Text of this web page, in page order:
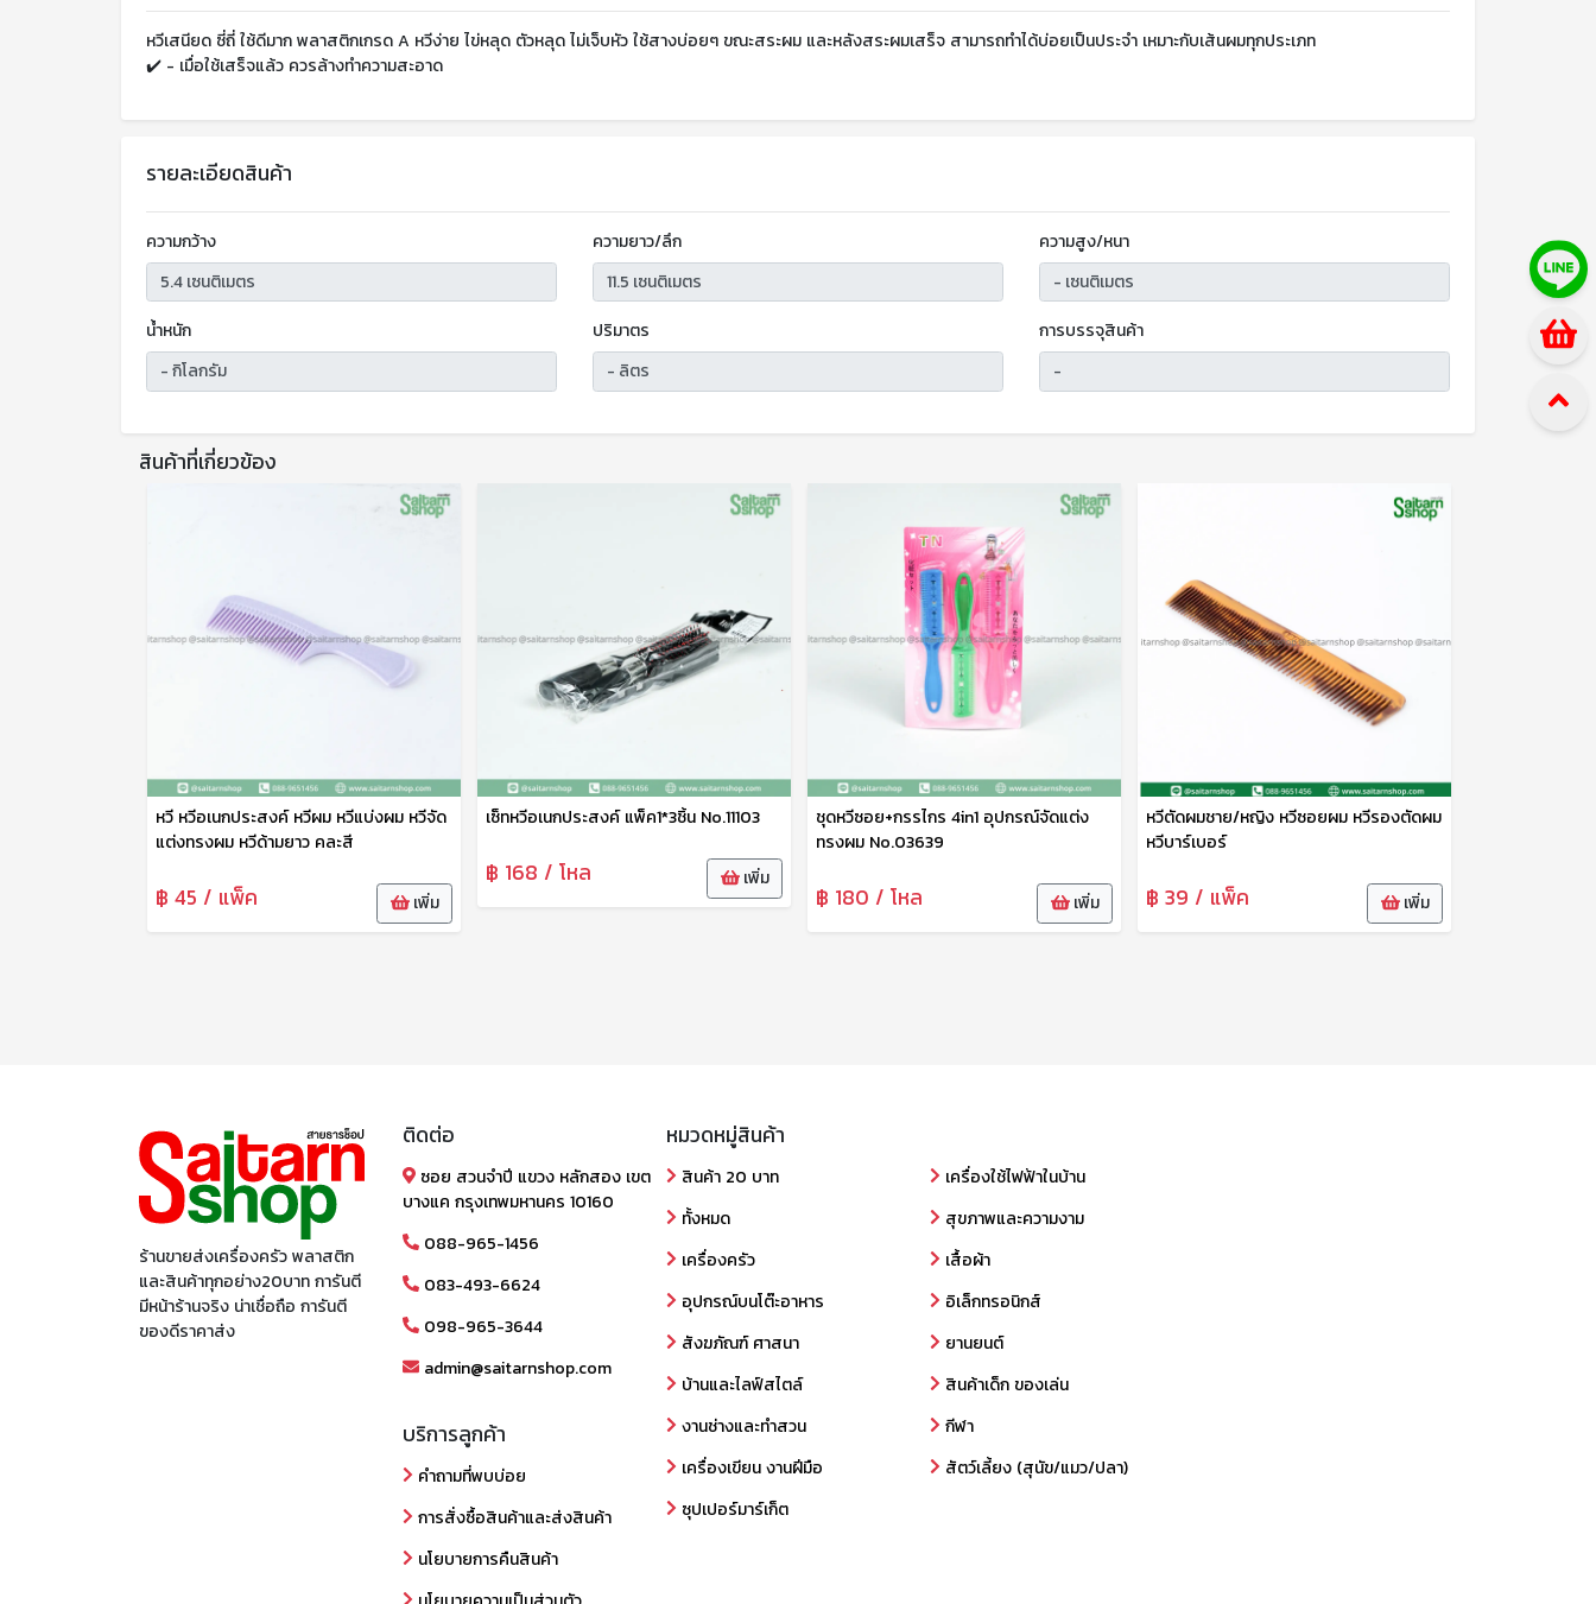
หวีเสนียด ซี่ถี่ ใช้ดีมาก พลาสติกเกรด A หวีง่าย ไข่หลุด ตัวหลุด ไม่เจ็บหัว ใช้สางบ่อยๆ ขณะสระผม และหลังสระผมเสร็จ สามารถทำได้บ่อยเป็นประจำ เหมาะกับเส้นผมทุกประเภท
✔️ - เมื่อใช้เสร็จแล้ว ควรล้างทำความสะอาด
รายละเอียดสินค้า
ความกว้าง ความยาว/ลึก ความสูง/หนา
น้ำหนัก ปริมาตร การบรรจุสินค้า
สินค้าที่เกี่ยวข้อง
หวี หวีอเนกประสงค์ หวีผม หวีแบ่งผม หวีจัด
แต่งทรงผม หวีด้ามยาว คละสี
฿ 45 / แพ็ค เพิ่ม
เซ็ทหวีอเนกประสงค์ แพ็ค1*3ชิ้น No.11103
฿ 168 / โหล เพิ่ม
ชุดหวีซอย+กรรไกร 4in1 อุปกรณ์จัดแต่ง
ทรงผม No.03639
฿ 180 / โหล เพิ่ม
หวีตัดผมชาย/หญิง หวีซอยผม หวีรองตัดผม
หวีบาร์เบอร์
฿ 39 / แพ็ค เพิ่ม
ร้านขายส่งเครื่องครัว พลาสติก
และสินค้าทุกอย่าง20บาท การันตี
มีหน้าร้านจริง น่าเชื่อถือ การันตี
ของดีราคาส่ง
ติดต่อ
ซอย สวนจำปี แขวง หลักสอง เขต
บางแค กรุงเทพมหานคร 10160
088-965-1456
083-493-6624
098-965-3644
admin@saitarnshop.com
บริการลูกค้า
คำถามที่พบบ่อย
การสั่งซื้อสินค้าและส่งสินค้า
นโยบายการคืนสินค้า
หมวดหมู่สินค้า
สินค้า 20 บาท
ทั้งหมด
เครื่องครัว
อุปกรณ์บนโต๊ะอาหาร
สังฆภัณฑ์ ศาสนา
บ้านและไลฟ์สไตล์
งานช่างและทำสวน
เครื่องเขียน งานฝีมือ
ซุปเปอร์มาร์เก็ต
เครื่องใช้ไฟฟ้าในบ้าน
สุขภาพและความงาม
เสื้อผ้า
อิเล็กทรอนิกส์
ยานยนต์
สินค้าเด็ก ของเล่น
กีฬา
สัตว์เลี้ยง (สุนัข/แมว/ปลา)